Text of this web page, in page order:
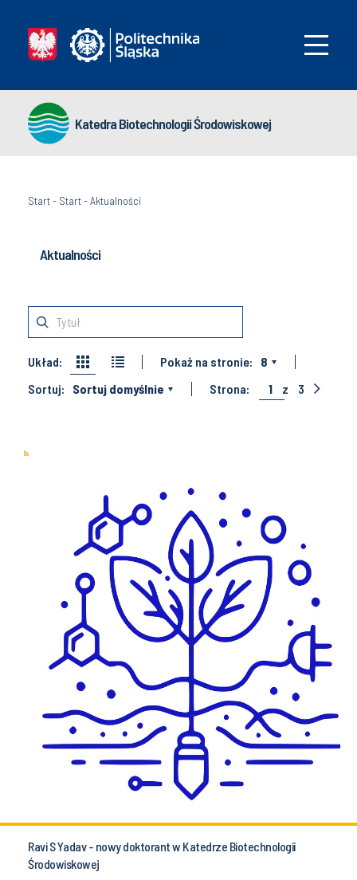
Katedra Biotechnologii Środowiskowej
Start- Start-Aktualności
Aktualności
Układ: Pokaż na stronie:
8
Sortuj:
Sortuj domyślnie Strona: 1 z 3
Ravi S Yadav - nowy doktorant w Katedrze Biotechnologii
Środowiskowej